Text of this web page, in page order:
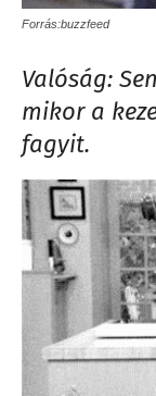
Forrás:buzzfeed
Valóság:
mikor a
fagyit.